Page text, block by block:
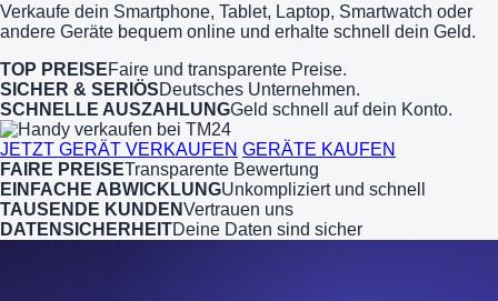
Verkaufe dein Smartphone, Tablet, Laptop, Smartwatch oder
andere Geräte bequem online und erhalte schnell dein Geld.
TOP PREISEFaire und transparente Preise.
SICHER & SERIÖSDeutsches Unternehmen.
SCHNELLE AUSZAHLUNGGeld schnell auf dein Konto.
JETZT GERÄT VERKAUFEN GERÄTE KAUFEN
FAIRE PREISETransparente Bewertung
EINFACHE ABWICKLUNGUnkompliziert und schnell
TAUSENDE KUNDENVertrauen uns
DATENSICHERHEITDeine Daten sind sicher